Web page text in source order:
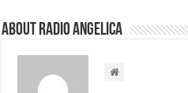
About Radio Angelica